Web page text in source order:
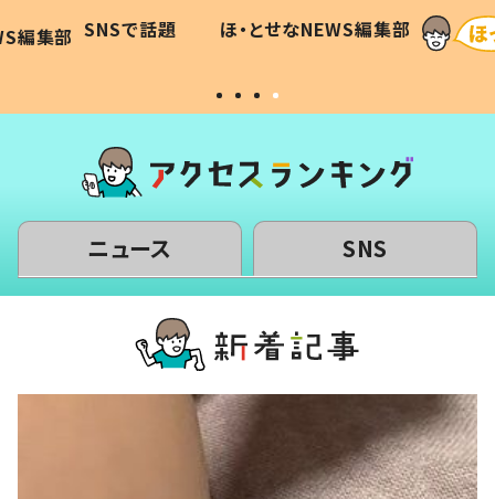
編集部
作り続ける理由とは #令和の親
#令和の子
SNSで話題 ほ・とせなNEWS編集部 「涙が
い」
ニュース SNS